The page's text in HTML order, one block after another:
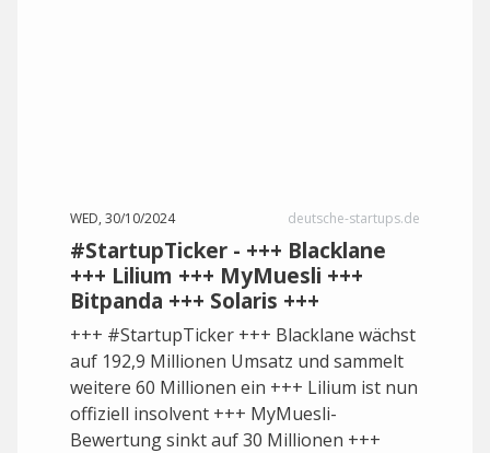
WED, 30/10/2024 deutsche-startups.de
#StartupTicker - +++ Blacklane
+++ Lilium +++ MyMuesli +++
Bitpanda +++ Solaris +++
+++ #StartupTicker +++ Blacklane wächst
auf 192,9 Millionen Umsatz und sammelt
weitere 60 Millionen ein +++ Lilium ist nun
offiziell insolvent +++ MyMuesli-
Bewertung sinkt auf 30 Millionen +++